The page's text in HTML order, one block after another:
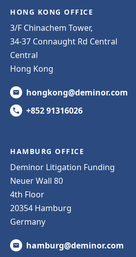
HONG KONG OFFICE
3/F Chinachem Tower,
34-37 Connaught Rd Central
Central
Hong Kong
hongkong@deminor.com
+852 91316026
HAMBURG OFFICE
Deminor Litigation Funding
Neuer Wall 80
4th Floor
20354 Hamburg
Germany
hamburg@deminor.com